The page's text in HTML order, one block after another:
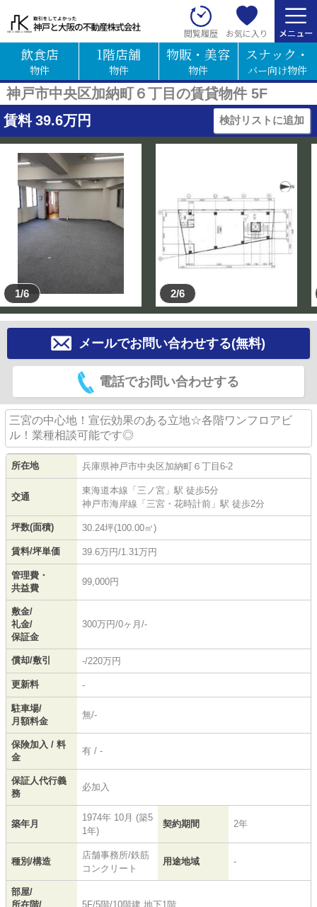
閲覧履歴 お気に入り
飲食店
物件
1階店舗
物件
物販・美容
物件
スナック・
バー向け物件
神戸市中央区加納町６丁目の賃貸物件 5F
賃料 39.6万円 検討リストに追加
1/6 2/6
メールでお問い合わせする(無料)
電話でお問い合わせする
三宮の中心地！宣伝効果のある立地☆各階ワンフロアビ
ル！業種相談可能です◎
所在地 兵庫県神戸市中央区加納町 ６丁目6-2
交通
東海道本線 「 三ノ宮 」駅 徒歩5分
神戸市海岸線 「 三宮・花時計前 」駅 徒歩2分
坪数(面積) 30.24坪(100.00㎡)
賃料/坪単価 39.6万円/1.31万円
管理費・
共益費
99,000円
敷金/
礼金/
保証金
300万円/0ヶ月/-
償却/敷引 -/220万円
更新料 -
駐車場/
月額料金
無/-
保険加入 / 料
金
有 / -
保証人代行義
務
必加入
築年月
1974年 10月 (築5
1年)
契約期間 2年
種別/構造
店舗事務所/鉄筋
コンクリート
用途地域 -
部屋/
所在階/
5F/5階/10階建 地下1階